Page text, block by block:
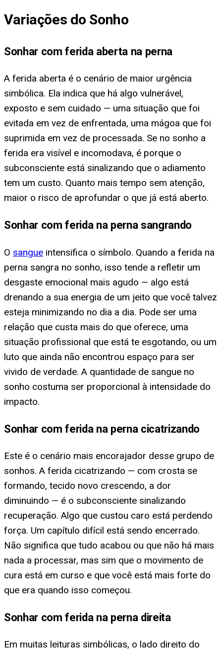
Variações do Sonho
Sonhar com ferida aberta na perna
A ferida aberta é o cenário de maior urgência
simbólica. Ela indica que há algo vulnerável,
exposto e sem cuidado — uma situação que foi
evitada em vez de enfrentada, uma mágoa que foi
suprimida em vez de processada. Se no sonho a
ferida era visível e incomodava, é porque o
subconsciente está sinalizando que o adiamento
tem um custo. Quanto mais tempo sem atenção,
maior o risco de aprofundar o que já está aberto.
Sonhar com ferida na perna sangrando
O sangue intensifica o símbolo. Quando a ferida na
perna sangra no sonho, isso tende a refletir um
desgaste emocional mais agudo — algo está
drenando a sua energia de um jeito que você talvez
esteja minimizando no dia a dia. Pode ser uma
relação que custa mais do que oferece, uma
situação profissional que está te esgotando, ou um
luto que ainda não encontrou espaço para ser
vivido de verdade. A quantidade de sangue no
sonho costuma ser proporcional à intensidade do
impacto.
Sonhar com ferida na perna cicatrizando
Este é o cenário mais encorajador desse grupo de
sonhos. A ferida cicatrizando — com crosta se
formando, tecido novo crescendo, a dor
diminuindo — é o subconsciente sinalizando
recuperação. Algo que custou caro está perdendo
força. Um capítulo difícil está sendo encerrado.
Não significa que tudo acabou ou que não há mais
nada a processar, mas sim que o movimento de
cura está em curso e que você está mais forte do
que era quando isso começou.
Sonhar com ferida na perna direita
Em muitas leituras simbólicas, o lado direito do